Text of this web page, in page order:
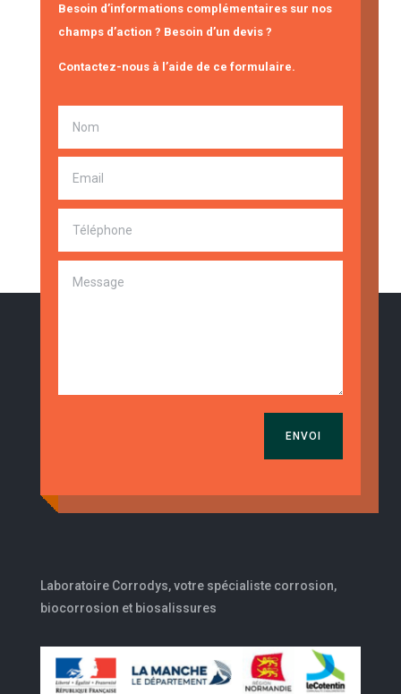
Besoin d’informations complémentaires sur nos
champs d’action ? Besoin d’un devis ?
Contactez-nous à l’aide de ce formulaire.
ENVOI
Laboratoire Corrodys, votre spécialiste corrosion,
biocorrosion et biosalissures